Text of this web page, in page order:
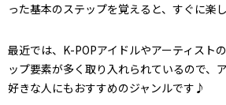
った基本のステップを覚えると、すぐに楽
最近では、K-POPアイドルやアーティスト
ップ要素が多く取り入れられているので、
好きな人にもおすすめのジャンルです♪